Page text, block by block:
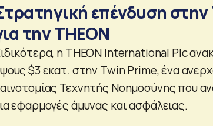
επένδυση
την THEON
η THEON International Plc
$3 εκατ. στην Twin Prime, ένα
Τεχνητής Νοημοσύνης που
εφαρμογές άμυνας και ασφάλειας.